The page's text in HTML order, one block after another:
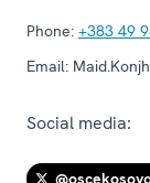
Phone: +383 49
Email:
Social media: